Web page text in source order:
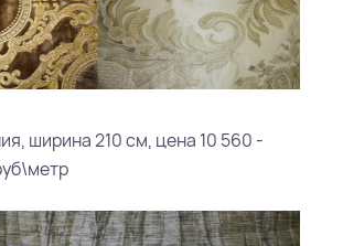
ширина 210 см, цена 10 560 -